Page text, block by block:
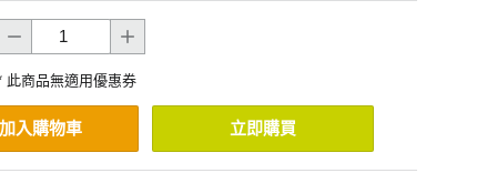
此商品無適用優惠券
加入購物車 立即購買